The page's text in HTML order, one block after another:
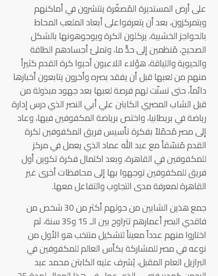
على أرض المستديرة المُصغّرة ينتشرون في أماكنهم
ويتمركزون، بعد أن يتعرفواعلى أبعاد الملعب المحاط
بالحواجز الخشبية، يركلون الكرة ويوجوهونها بالشكل
الصحيح، مُنظمين إلى حدٍّ ما، وتملئ أجسادهم الطاقة
والحيوية واللياقة، هؤلاء اللاعبون أحبوا كرة القدم كثيراً
منهم من لعبها قبل أن يفقد بصره وأخرون يتابعون أخبارها
دائماً، حتى تسنّت لهم فرصة لعبها بعد جهود مبذولة من
قبل الشاب المصري الكابتن علي أبي النصر الذي درس إدارة
رياضة في بريطانيا، واختص برياضة المكفوفين فيها، وعاد
إلى مصر مُحمّلاً بفكرة تأسيس فريق المكفوفين لكرة
القدم مُنسّقاً مع عبد الله عماد الذي يعمل في مركز
للمكفوفين في القاهرة، وبعد اكتمال فكرة تكوين أول
فريق للمكفوفين توجهوا بها إلى محافظات أخرى غير
القاهرة لمعرفة مدى التجاوب والتفاعل معها.
جمع هذين الشابين من حولهم أكثر من 30 شخص من
فاقدي البصر أعمارهم تتراوح بين الـ 15 و35 سنة، ثم
اختاروا منهم عدداً معيناً لتشكيل منتخب هو الأول من
نوعه في مصر للمشاركة بكأس العالم للمكفوفين في
البرازيل العام المقبل، يُشرف عليه الكابتن محمد عبد